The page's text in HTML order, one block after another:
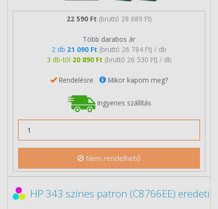
22 590 Ft (bruttó 28 689 Ft)
Több darabos ár
2 db 21 090 Ft (bruttó 26 784 Ft) / db
3 db-tól 20 890 Ft (bruttó 26 530 Ft) / db
Rendelésre Mikor kapom meg?
Ingyenes szállítás
Nem rendelhető
HP 343 színes patron (C8766EE) eredeti